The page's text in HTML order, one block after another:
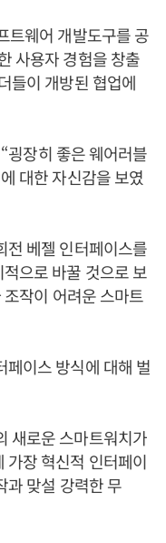
트웨어 개발도구를 공
사용자 경험을 창출
들이 개방된 협업에
굉장히 좋은 웨어러블
대한 자신감을 보였
전 베젤 인터페이스를
으로 바꿀 것으로 보
작이 어려운 스마트
페이스 방식에 대해 벌
새로운 스마트워치가
가장 혁신적 인터페이
과 맞설 강력한 무